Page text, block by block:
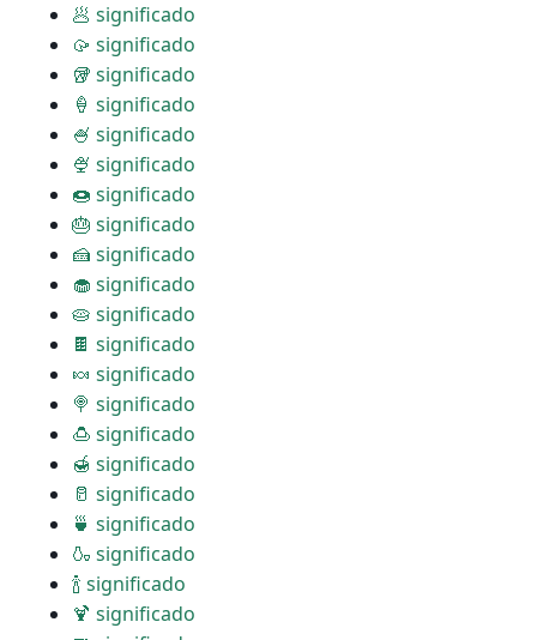
🥟 significado
🥠 significado
🥡 significado
🍦 significado
🍧 significado
🍨 significado
🍩 significado
🎂 significado
🍰 significado
🧁 significado
🥧 significado
🍫 significado
🍬 significado
🍭 significado
🍮 significado
🍯 significado
🥛 significado
🍵 significado
🍶 significado
🍾 significado
🍹 significado